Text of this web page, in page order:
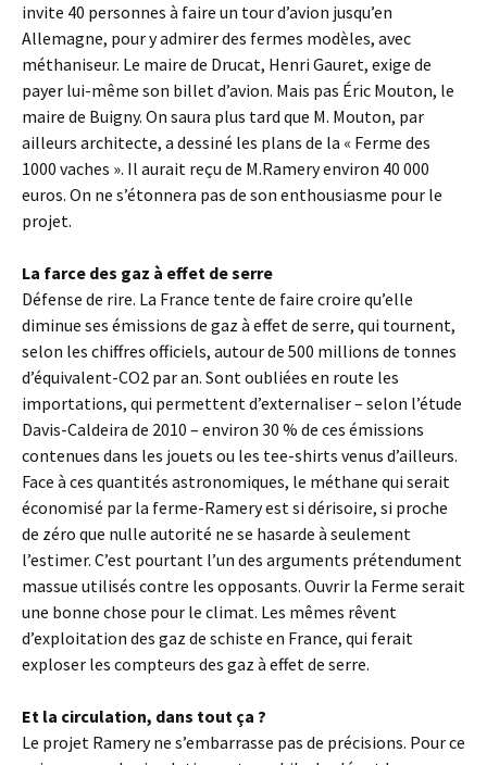
invite 40 personnes à faire un tour d’avion jusqu’en
Allemagne, pour y admirer des fermes modèles, avec
méthaniseur. Le maire de Drucat, Henri Gauret, exige de
payer lui-même son billet d’avion. Mais pas Éric Mouton, le
maire de Buigny. On saura plus tard que M. Mouton, par
ailleurs architecte, a dessiné les plans de la « Ferme des
1000 vaches ». Il aurait reçu de M.Ramery environ 40 000
euros. On ne s’étonnera pas de son enthousiasme pour le
projet.
La farce des gaz à effet de serre
Défense de rire. La France tente de faire croire qu’elle
diminue ses émissions de gaz à effet de serre, qui tournent,
selon les chiffres officiels, autour de 500 millions de tonnes
d’équivalent-CO2 par an. Sont oubliées en route les
importations, qui permettent d’externaliser – selon l’étude
Davis-Caldeira de 2010 – environ 30 % de ces émissions
contenues dans les jouets ou les tee-shirts venus d’ailleurs.
Face à ces quantités astronomiques, le méthane qui serait
économisé par la ferme-Ramery est si dérisoire, si proche
de zéro que nulle autorité ne se hasarde à seulement
l’estimer. C’est pourtant l’un des arguments prétendument
massue utilisés contre les opposants. Ouvrir la Ferme serait
une bonne chose pour le climat. Les mêmes rêvent
d’exploitation des gaz de schiste en France, qui ferait
exploser les compteurs des gaz à effet de serre.
Et la circulation, dans tout ça ?
Le projet Ramery ne s’embarrasse pas de précisions. Pour ce